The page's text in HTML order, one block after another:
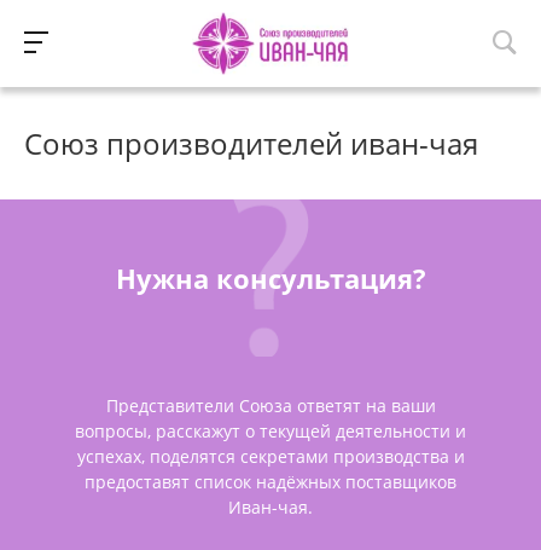
Союз производителей иван-чая
Нужна консультация?
Представители Союза ответят на ваши
вопросы, расскажут о текущей деятельности и
успехах, поделятся секретами производства и
предоставят список надёжных поставщиков
Иван-чая.